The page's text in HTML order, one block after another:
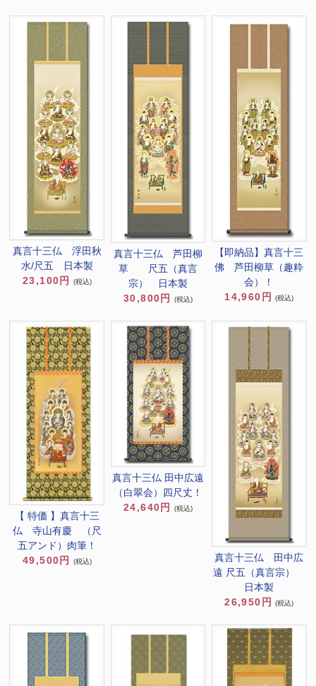
真言十三仏 浮田秋
水/尺五 日本製
23,100円
(税込)
真言十三仏 芦田柳
草 尺五（真言
宗） 日本製
30,800円
(税込)
【即納品】真言十三
佛 芦田柳草（趣粋
会）！
14,960円
(税込)
【 特価 】真言十三
仏 寺山有慶 （尺
五アンド）肉筆！
49,500円
(税込)
真言十三仏 田中広遠
（白翠会）四尺丈！
24,640円
(税込)
真言十三仏 田中広
遠 尺五（真言宗）
日本製
26,950円
(税込)